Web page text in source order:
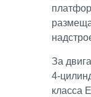
За
4-
класса